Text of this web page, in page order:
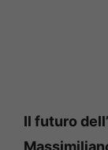
Il futuro